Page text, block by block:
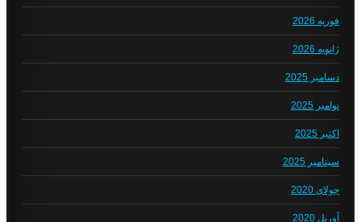
فوریه 2026
ژانویه 2026
دسامبر 2025
نوامبر 2025
اکتبر 2025
سپتامبر 2025
جولای 2020
آوریل 2020